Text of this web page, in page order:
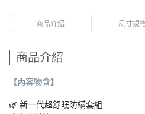
商品介紹 尺寸規
商品介紹
【內容物含】
🌿 新一代超舒眠防蟎套組